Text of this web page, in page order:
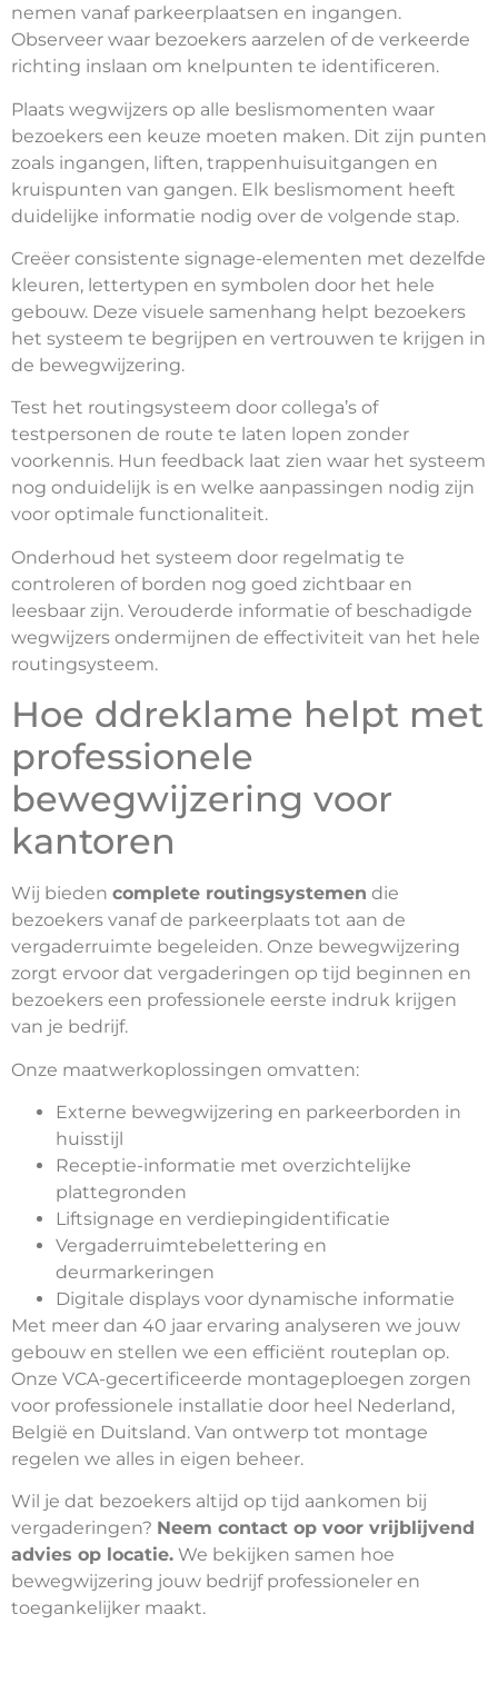
nemen vanaf parkeerplaatsen en ingangen.
Observeer waar bezoekers aarzelen of de verkeerde
richting inslaan om knelpunten te identificeren.
Plaats wegwijzers op alle beslismomenten waar
bezoekers een keuze moeten maken. Dit zijn punten
zoals ingangen, liften, trappenhuisuitgangen en
kruispunten van gangen. Elk beslismoment heeft
duidelijke informatie nodig over de volgende stap.
Creëer consistente signage-elementen met dezelfde
kleuren, lettertypen en symbolen door het hele
gebouw. Deze visuele samenhang helpt bezoekers
het systeem te begrijpen en vertrouwen te krijgen in
de bewegwijzering.
Test het routingsysteem door collega’s of
testpersonen de route te laten lopen zonder
voorkennis. Hun feedback laat zien waar het systeem
nog onduidelijk is en welke aanpassingen nodig zijn
voor optimale functionaliteit.
Onderhoud het systeem door regelmatig te
controleren of borden nog goed zichtbaar en
leesbaar zijn. Verouderde informatie of beschadigde
wegwijzers ondermijnen de effectiviteit van het hele
routingsysteem.
Hoe ddreklame helpt met
professionele
bewegwijzering voor
kantoren
Wij bieden complete routingsystemen die
bezoekers vanaf de parkeerplaats tot aan de
vergaderruimte begeleiden. Onze bewegwijzering
zorgt ervoor dat vergaderingen op tijd beginnen en
bezoekers een professionele eerste indruk krijgen
van je bedrijf.
Onze maatwerkoplossingen omvatten:
Externe bewegwijzering en parkeerborden in
huisstijl
Receptie-informatie met overzichtelijke
plattegronden
Liftsignage en verdiepingidentificatie
Vergaderruimtebelettering en
deurmarkeringen
Digitale displays voor dynamische informatie
Met meer dan 40 jaar ervaring analyseren we jouw
gebouw en stellen we een efficiënt routeplan op.
Onze VCA-gecertificeerde montageploegen zorgen
voor professionele installatie door heel Nederland,
België en Duitsland. Van ontwerp tot montage
regelen we alles in eigen beheer.
Wil je dat bezoekers altijd op tijd aankomen bij
vergaderingen? Neem contact op voor vrijblijvend
advies op locatie. We bekijken samen hoe
bewegwijzering jouw bedrijf professioneler en
toegankelijker maakt.